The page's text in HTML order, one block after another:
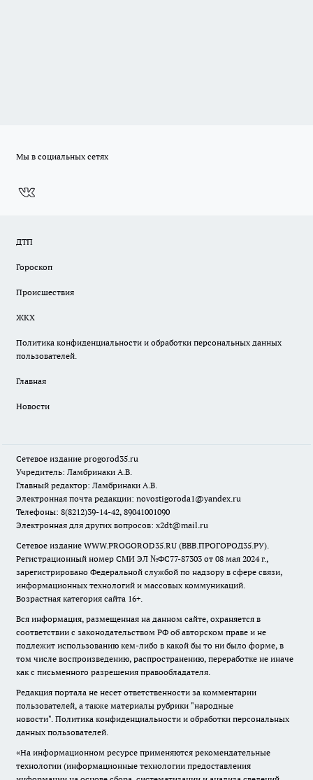
Мы в социальных сетях
ДТП
Гороскоп
Происшествия
ЖКХ
Политика конфиденциальности и обработки персональных данных
пользователей.
Главная
Новости
Сетевое издание progorod35.ru
Учредитель: Ламбринаки А.В.
Главный редактор: Ламбринаки А.В.
Электронная почта редакции: novostigoroda1@yandex.ru
Телефоны: 8(8212)39-14-42, 89041001090
Электронная для других вопросов: x2dt@mail.ru
Сетевое издание WWW.PROGOROD35.RU (ВВВ.ПРОГОРОД35.РУ).
Регистрационный номер СМИ ЭЛ №ФС77-87303 от 08 мая 2024 г.,
зарегистрировано Федеральной службой по надзору в сфере связи,
информационных технологий и массовых коммуникаций.
Возрастная категория сайта 16+.
Вся информация, размещенная на данном сайте, охраняется в
соответствии с законодательством РФ об авторском праве и не
подлежит использованию кем-либо в какой бы то ни было форме, в
том числе воспроизведению, распространению, переработке не иначе
как с письменного разрешения правообладателя.
Редакция портала не несет ответственности за комментарии
пользователей, а также материалы рубрики "народные
новости". Политика конфиденциальности и обработки персональных
данных пользователей.
«На информационном ресурсе применяются рекомендательные
технологии (информационные технологии предоставления